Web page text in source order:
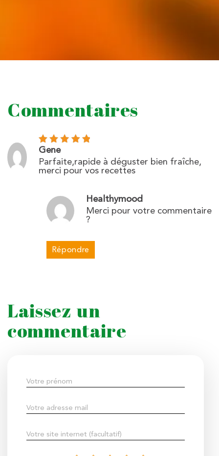
Commentaires
Gene
Parfaite,rapide à déguster bien fraîche,
merci pour vos recettes
Healthymood
Merci pour votre commentaire
?
Répondre
Laissez un
commentaire